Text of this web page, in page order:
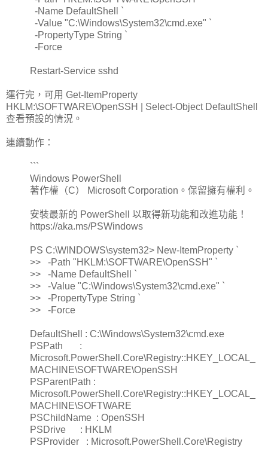
-Name DefaultShell `
-Value "C:\Windows\System32\cmd.exe" `
-PropertyType String `
-Force
Restart-Service sshd
運行完，可用 Get-ItemProperty
HKLM:\SOFTWARE\OpenSSH | Select-Object DefaultShell
查看預設的情況。
連續動作：
```
Windows PowerShell
著作權（C） Microsoft Corporation。保留擁有權利。
安裝最新的 PowerShell 以取得新功能和改進功能！
https://aka.ms/PSWindows
PS C:\WINDOWS\system32> New-ItemProperty `
>> -Path "HKLM:\SOFTWARE\OpenSSH" `
>> -Name DefaultShell `
>> -Value "C:\Windows\System32\cmd.exe" `
>> -PropertyType String `
>> -Force
DefaultShell : C:\Windows\System32\cmd.exe
PSPath :
Microsoft.PowerShell.Core\Registry::HKEY_LOCAL_
MACHINE\SOFTWARE\OpenSSH
PSParentPath :
Microsoft.PowerShell.Core\Registry::HKEY_LOCAL_
MACHINE\SOFTWARE
PSChildName : OpenSSH
PSDrive : HKLM
PSProvider : Microsoft.PowerShell.Core\Registry